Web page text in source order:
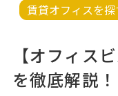
オフィス移転
賃貸オフィスを探
【オフィス
を徹底解説！